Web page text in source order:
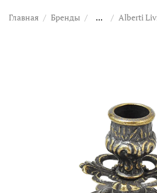
Главная Бренды ... Alberti